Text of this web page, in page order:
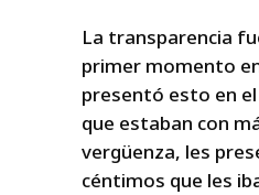
La transparencia
primer momento
presentó esto en
que estaban con
vergüenza, les
céntimos que les